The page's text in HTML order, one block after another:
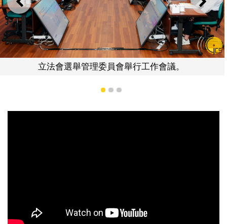
上一則 下一
立法會選舉管理委員會舉行工作會議。
1 2 3